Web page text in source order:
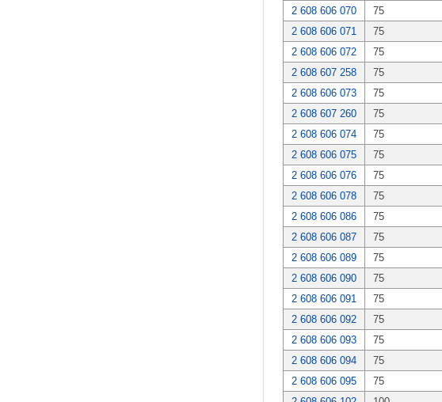
2 608 606 070
75
2 608 606 071
75
2 608 606 072
75
2 608 607 258
75
2 608 606 073
75
2 608 607 260
75
2 608 606 074
75
2 608 606 075
75
2 608 606 076
75
2 608 606 078
75
2 608 606 086
75
2 608 606 087
75
2 608 606 089
75
2 608 606 090
75
2 608 606 091
75
2 608 606 092
75
2 608 606 093
75
2 608 606 094
75
2 608 606 095
75